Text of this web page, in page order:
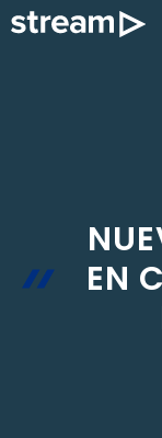
Saltar
EN